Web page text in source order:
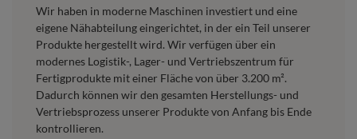
Wir haben in moderne Maschinen investiert und eine
eigene Nähabteilung eingerichtet, in der ein Teil unserer
Produkte hergestellt wird. Wir verfügen über ein
modernes Logistik-, Lager- und Vertriebszentrum für
Fertigprodukte mit einer Fläche von über 3.200 m².
Dadurch können wir den gesamten Herstellungs- und
Vertriebsprozess unserer Produkte von Anfang bis Ende
kontrollieren.